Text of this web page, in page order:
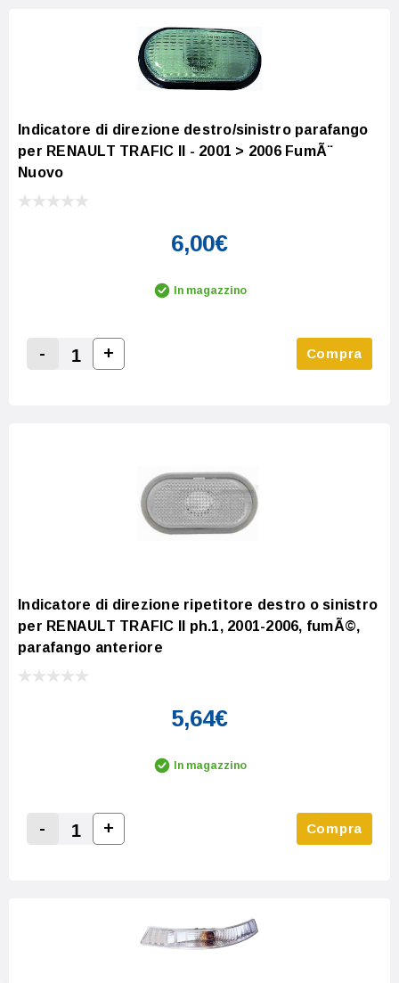
Indicatore di direzione destro/sinistro parafango
per RENAULT TRAFIC II - 2001 > 2006 FumÃ¨
Nuovo
6,00€
In magazzino
Decrease Quantity:
-
Increase Quantity:
+ Compra
Indicatore di direzione ripetitore destro o sinistro
per RENAULT TRAFIC II ph.1, 2001-2006, fumÃ©,
parafango anteriore
5,64€
In magazzino
Decrease Quantity:
-
Increase Quantity:
+ Compra